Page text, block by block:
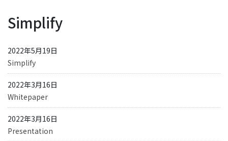
Simplify
2022年5月19日
Simplify
2022年3月16日
Whitepaper
2022年3月16日
Presentation